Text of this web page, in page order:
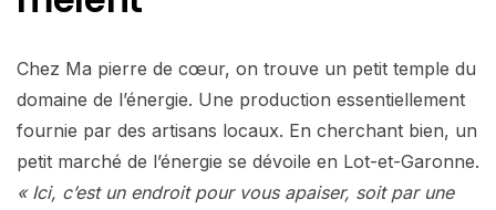
Chez Ma pierre de cœur, on trouve un petit temple du
domaine de l’énergie. Une production essentiellement
fournie par des artisans locaux. En cherchant bien, un
petit marché de l’énergie se dévoile en Lot-et-Garonne.
« Ici, c’est un endroit pour vous apaiser, soit par une